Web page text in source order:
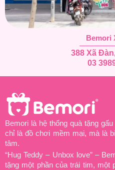
Bemori
388 Xã
03
Bemori là hệ thống quà tặng
chỉ là đồ chơi mềm mại, mà là
tâm.
“Hug Teddy – Unbox love” –
tặng một phần của trái tim, một